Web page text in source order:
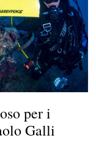
per i
Galli